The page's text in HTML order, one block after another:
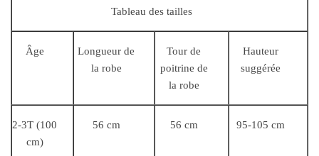
Tableau des tailles
Âge
Longueur de
la robe
Tour de
poitrine de
la robe
Hauteur
suggérée
2-3T (100
cm)
56 cm 56 cm 95-105 cm